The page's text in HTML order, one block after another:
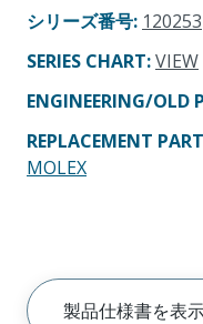
シリーズ番号: 120253
SERIES CHART:VIEW
ENGINEERING/OLD
REPLACEMENT
MOLEX
製品仕様書を表